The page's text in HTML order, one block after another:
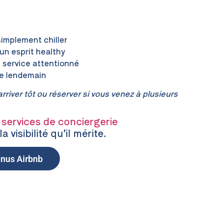
chiller
esprit healthy
service attentionné
lendemain
tôt ou réserver si vous venez à plusieurs
de conciergerie
visibilité qu’il mérite.
Airbnb